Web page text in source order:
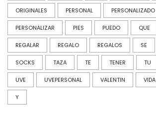
ORIGINALES PERSONAL PERSONALIZADO
PERSONALIZAR PIES PUEDO QUE
REGALAR REGALO REGALOS SE
SOCKS TAZA TE TENER TU
UVE UVEPERSONAL VALENTIN VIDA
Y